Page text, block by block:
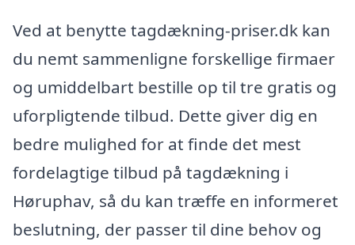
Ved at benytte tagdækning-priser.dk kan
du nemt sammenligne forskellige firmaer
og umiddelbart bestille op til tre gratis og
uforpligtende tilbud. Dette giver dig en
bedre mulighed for at finde det mest
fordelagtige tilbud på tagdækning i
Høruphav, så du kan træffe en informeret
beslutning, der passer til dine behov og